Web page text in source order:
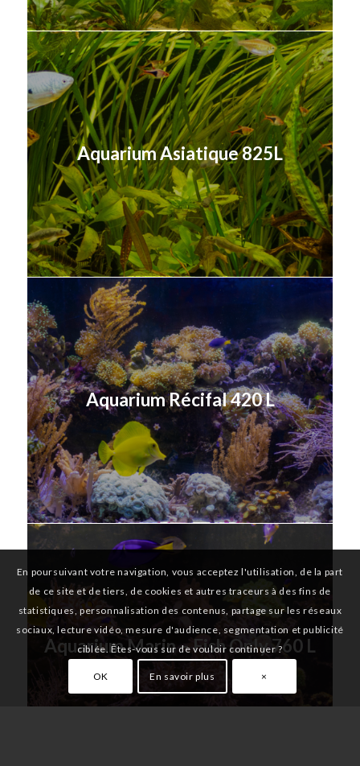
Aquarium Asiatique 825L
Aquarium Récifal 420 L
Aquarium Marin – Fish Only 760 L
En poursuivant votre navigation, vous acceptez l'utilisation, de la part
de ce site et de tiers, de cookies et autres traceurs à des fins de
statistiques, personnalisation des contenus, partage sur les réseaux
sociaux, lecture vidéo, mesure d'audience, segmentation et publicité
ciblée. Êtes-vous sur de vouloir continuer ?
OK En savoir plus ×